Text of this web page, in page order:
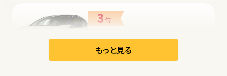
3位
日産
リーフ
もっと見る